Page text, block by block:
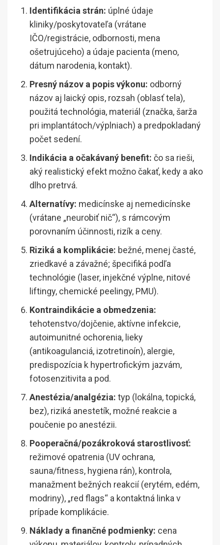
Identifikácia strán: úplné údaje
kliniky/poskytovateľa (vrátane
IČO/registrácie, odbornosti, mena
ošetrujúceho) a údaje pacienta (meno,
dátum narodenia, kontakt).
Presný názov a popis výkonu: odborný
názov aj laický opis, rozsah (oblasť tela),
použitá technológia, materiál (značka, šarža
pri implantátoch/výplniach) a predpokladaný
počet sedení.
Indikácia a očakávaný benefit: čo sa rieši,
aký realistický efekt možno čakať, kedy a ako
dlho pretrvá.
Alternatívy: medicínske aj nemedicínske
(vrátane „neurobiť nič“), s rámcovým
porovnaním účinnosti, rizík a ceny.
Riziká a komplikácie: bežné, menej časté,
zriedkavé a závažné; špecifiká podľa
technológie (laser, injekčné výplne, nitové
liftingy, chemické peelingy, PMU).
Kontraindikácie a obmedzenia:
tehotenstvo/dojčenie, aktívne infekcie,
autoimunitné ochorenia, lieky
(antikoagulanciá, izotretinoín), alergie,
predispozícia k hypertrofickým jazvám,
fotosenzitivita a pod.
Anestézia/analgézia: typ (lokálna, topická,
bez), riziká anestetík, možné reakcie a
poučenie po anestézii.
Pooperačná/pozákroková starostlivosť:
režimové opatrenia (UV ochrana,
sauna/fitness, hygiena rán), kontrola,
manažment bežných reakcií (erytém, edém,
modriny), „red flags“ a kontaktná linka v
prípade komplikácie.
Náklady a finančné podmienky: cena